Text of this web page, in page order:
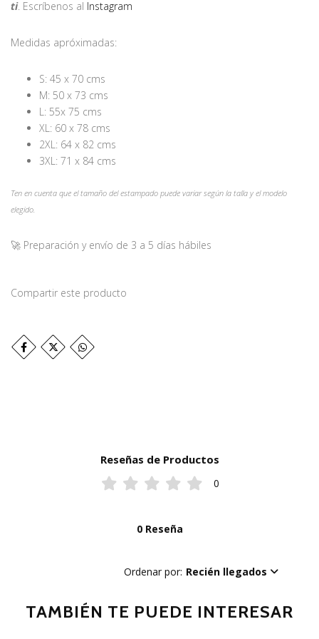
ti. Escríbenos al Instagram
Medidas apróximadas:
S: 45 x 70 cms
M: 50 x 73 cms
L: 55x 75 cms
XL: 60 x 78 cms
2XL: 64 x 82 cms
3XL: 71 x 84 cms
Ten en cuenta que el tamaño del estampado puede variar según la talla y el modelo
elegido.
🚀 Preparación y envío de 3 a 5 días hábiles
Compartir este producto
Reseñas de Productos
0
0 Reseña
Ordenar por: Recién llegados
TAMBIÉN TE PUEDE INTERESAR